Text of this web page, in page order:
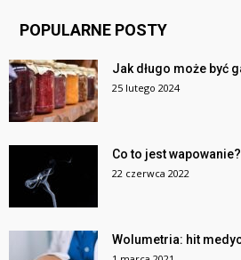
POPULARNE POSTY
Jak długo może być
25 lutego 2024
Co to jest wapowanie?
22 czerwca 2022
Wolumetria: hit